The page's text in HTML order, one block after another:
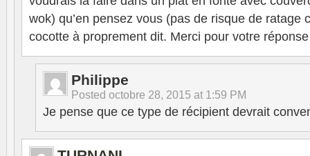
wok) qu’en pensez vous (pas de risque de ratage
cocotte à proprement dit. Merci pour votre
Philippe
Posted octobre 28, 2015 at 1:59 PM
Je pense que ce type de récipient devrait